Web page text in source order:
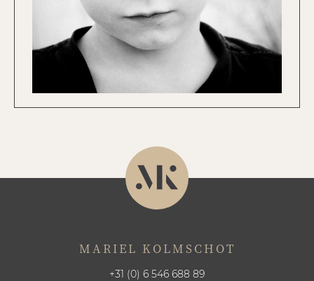
MARIEL KOLMSCHOT
+31 (0) 6 546 688 89